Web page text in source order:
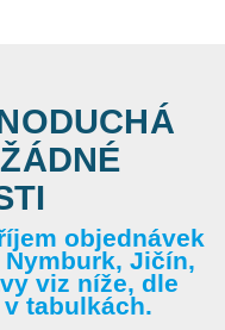
objednávek
Jičín,
viz níže, dle
tabulkách.